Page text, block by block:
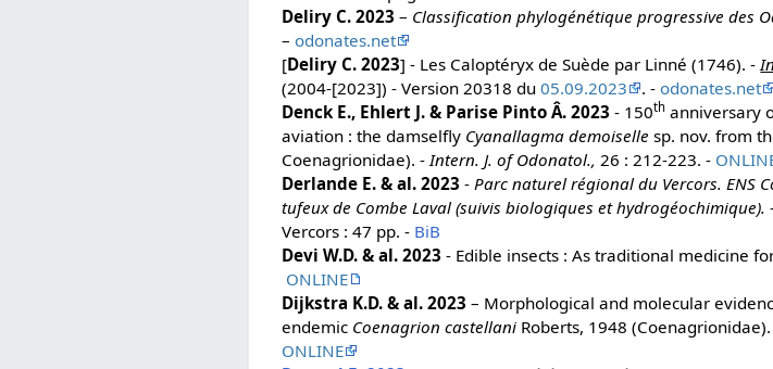
Deliry C. 2023 – Classification phylogénétique progressive des
–odonates.net
[Deliry C. 2023] - Les Caloptéryx de Suède par Linné (1746). - In
(2004-[2023]) - Version 20318 du05.09.2023 . -odonates.net
Denck E., Ehlert J. & Parise Pinto Â. 2023 - 150th anniversary
aviation : the damselfly Cyanallagma demoiselle sp. nov. from
Coenagrionidae). - Intern. J. of Odonatol., 26 : 212-223. -
Derlande E. & al. 2023 - Parc naturel régional du Vercors. ENS
tufeux de Combe Laval (suivis biologiques et hydrogéochimique).
Vercors : 47 pp. - BiB
Devi W.D. & al. 2023 - Edible insects : As traditional medicine
ONLINE
Dijkstra K.D. & al. 2023 – Morphological and molecular
endemic Coenagrion castellani Roberts, 1948 (Coenagrionidae).
ONLINE